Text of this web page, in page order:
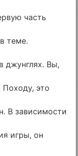
часть
теме.
джунглях. Вы,
это
В зависимости
игры, он